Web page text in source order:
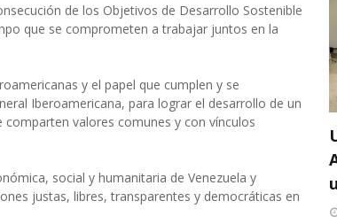
de los Objetivos de Desarrollo Sostenible
que se comprometen a trabajar juntos en la
y el papel que cumplen y se
Iberoamericana, para lograr el desarrollo de un
valores comunes y con vínculos
social y humanitaria de Venezuela y
justas, libres, transparentes y democráticas en